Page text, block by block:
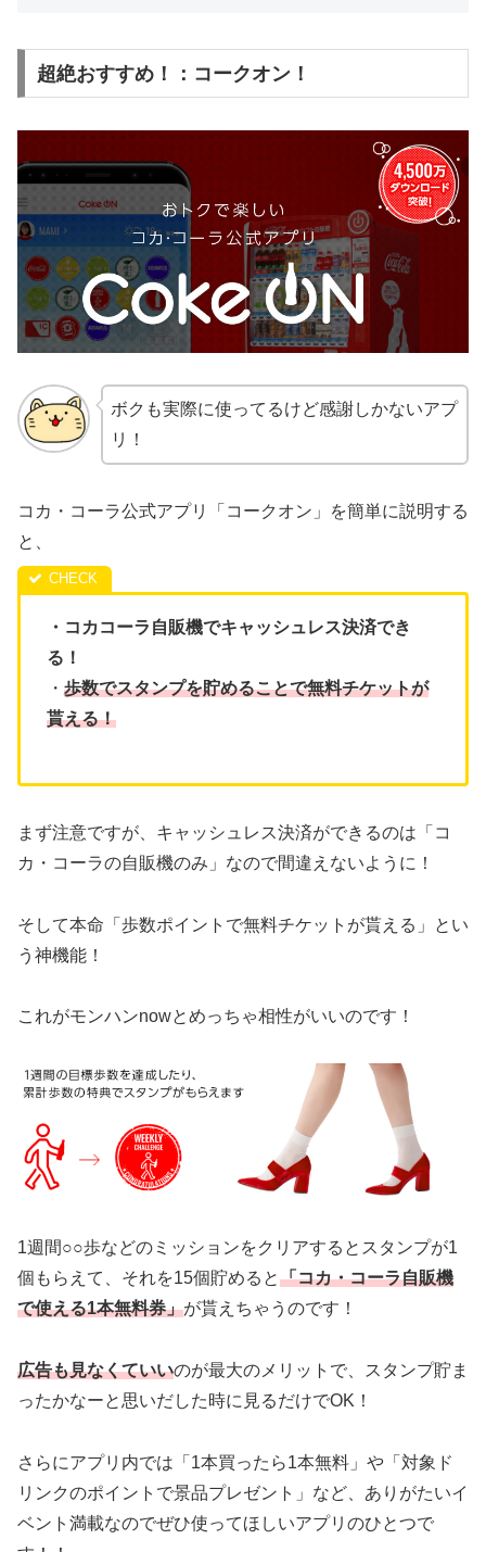
超絶おすすめ！：コークオン！
ボクも実際に使ってるけど感謝しかないアプ
リ！
コカ・コーラ公式アプリ「コークオン」を簡単に説明する
と、
・コカコーラ自販機でキャッシュレス決済でき
る！
・ 歩数でスタンプを貯めることで無料チケットが
貰える！
まず注意ですが、キャッシュレス決済ができるのは「コ
カ・コーラの自販機のみ」なので間違えないように！
そして本命「歩数ポイントで無料チケットが貰える」とい
う神機能！
これがモンハンnowとめっちゃ相性がいいのです！
1週間○○歩などのミッションをクリアするとスタンプが1
個もらえて、それを15個貯めると「コカ・コーラ自販機
で使える1本無料券」が貰えちゃうのです！
広告も見なくていいのが最大のメリットで、スタンプ貯ま
ったかなーと思いだした時に見るだけでOK！
さらにアプリ内では「1本買ったら1本無料」や「対象ド
リンクのポイントで景品プレゼント」など、ありがたいイ
ベント満載なのでぜひ使ってほしいアプリのひとつで